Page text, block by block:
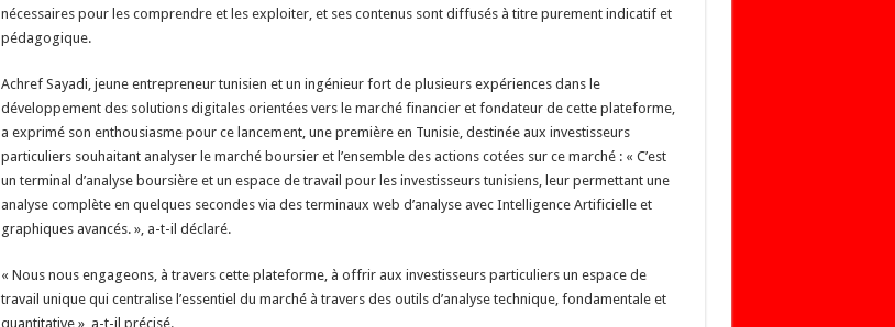
nécessaires pour les comprendre et les exploiter, et ses contenus sont diffusés à titre purement indicatif et
pédagogique.
Achref Sayadi, jeune entrepreneur tunisien et un ingénieur fort de plusieurs expériences dans le
développement des solutions digitales orientées vers le marché financier et fondateur de cette plateforme,
a exprimé son enthousiasme pour ce lancement, une première en Tunisie, destinée aux investisseurs
particuliers souhaitant analyser le marché boursier et l’ensemble des actions cotées sur ce marché : « C’est
un terminal d’analyse boursière et un espace de travail pour les investisseurs tunisiens, leur permettant une
analyse complète en quelques secondes via des terminaux web d’analyse avec Intelligence Artificielle et
graphiques avancés. », a-t-il déclaré.
« Nous nous engageons, à travers cette plateforme, à offrir aux investisseurs particuliers un espace de
travail unique qui centralise l’essentiel du marché à travers des outils d’analyse technique, fondamentale et
quantitative », a-t-il précisé.